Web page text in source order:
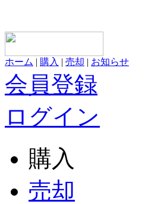
ホーム | 購入 | 売却 | お知らせ
会員登録
ログイン
購入
売却